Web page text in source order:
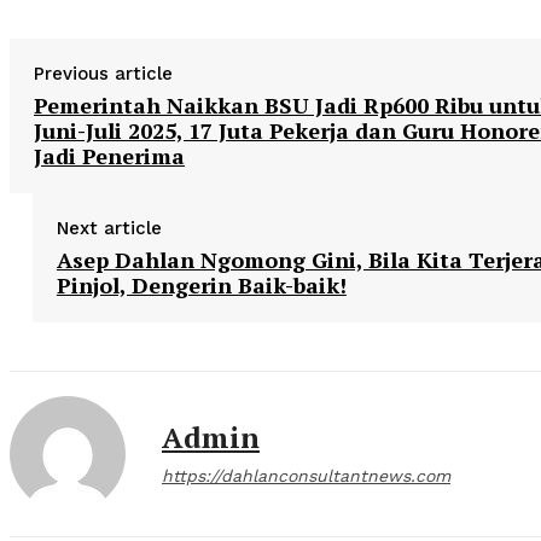
Previous article
Pemerintah Naikkan BSU Jadi Rp600 Ribu
Juni-Juli 2025, 17 Juta Pekerja dan Guru
Jadi Penerima
Next article
Asep Dahlan Ngomong Gini, Bila Kita
Pinjol, Dengerin Baik-baik!
Admin
https://dahlanconsultantnews.com